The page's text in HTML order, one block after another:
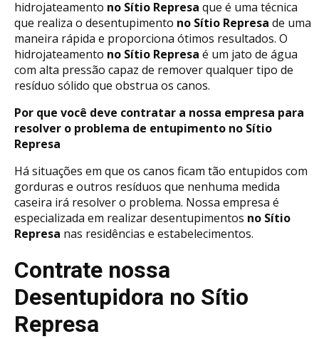
hidrojateamento no Sítio Represa que é uma técnica
que realiza o desentupimento no Sítio Represa de uma
maneira rápida e proporciona ótimos resultados. O
hidrojateamento no Sítio Represa é um jato de água
com alta pressão capaz de remover qualquer tipo de
resíduo sólido que obstrua os canos.
Por que você deve contratar a nossa empresa para
resolver o problema de entupimento no Sítio
Represa
Há situações em que os canos ficam tão entupidos com
gorduras e outros resíduos que nenhuma medida
caseira irá resolver o problema. Nossa empresa é
especializada em realizar desentupimentos no Sítio
Represa nas residências e estabelecimentos.
Contrate nossa
Desentupidora no Sítio
Represa